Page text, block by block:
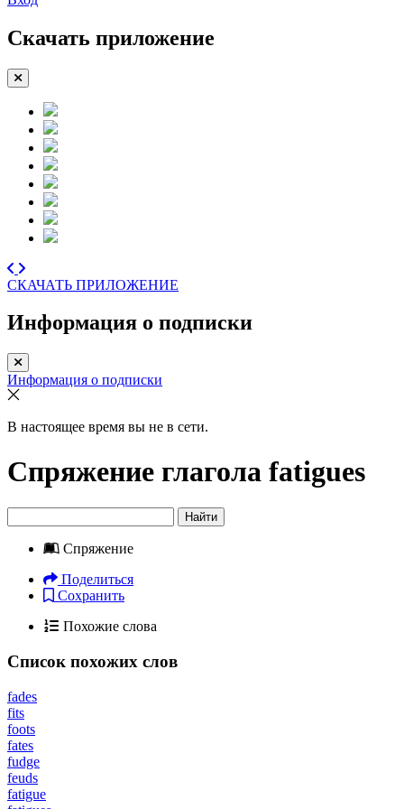
Скачать приложение
СКАЧАТЬ ПРИЛОЖЕНИЕ
Информация о подписки
Информация о подписки
В настоящее время вы не в сети.
Спряжение глагола fatigues
Найти
Спряжение
Поделиться
Сохранить
Похожие слова
Список похожих слов
fades
fits
foots
fates
fudge
feuds
fatigue